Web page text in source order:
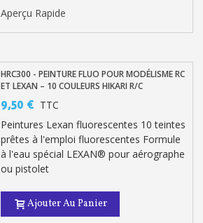
Aperçu Rapide
HRC300 - PEINTURE FLUO POUR MODÉLISME RC
ET LEXAN – 10 COULEURS HIKARI R/C
9,50 € TTC
Peintures Lexan fluorescentes 10 teintes
prêtes à l'emploi fluorescentes Formule
à l'eau spécial LEXAN® pour aérographe
ou pistolet
Ajouter Au Panier